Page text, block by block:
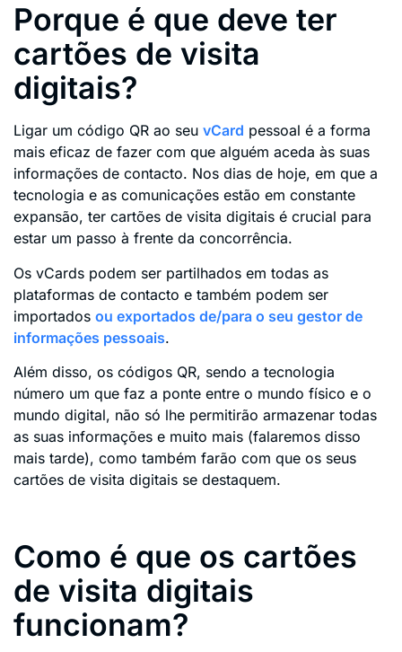
Porque é que deve ter
cartões de visita
digitais?
Ligar um código QR ao seu vCard pessoal é a forma
mais eficaz de fazer com que alguém aceda às suas
informações de contacto. Nos dias de hoje, em que a
tecnologia e as comunicações estão em constante
expansão, ter cartões de visita digitais é crucial para
estar um passo à frente da concorrência.
Os vCards podem ser partilhados em todas as
plataformas de contacto e também podem ser
importados ou exportados de/para o seu gestor de
informações pessoais.
Além disso, os códigos QR, sendo a tecnologia
número um que faz a ponte entre o mundo físico e o
mundo digital, não só lhe permitirão armazenar todas
as suas informações e muito mais (falaremos disso
mais tarde), como também farão com que os seus
cartões de visita digitais se destaquem.
Como é que os cartões
de visita digitais
funcionam?